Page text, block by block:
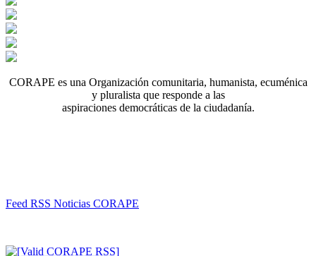
CORAPE es una Organización comunitaria, humanista, ecuménica
y pluralista que responde a las
aspiraciones democráticas de la ciudadanía.
Feed RSS Noticias CORAPE